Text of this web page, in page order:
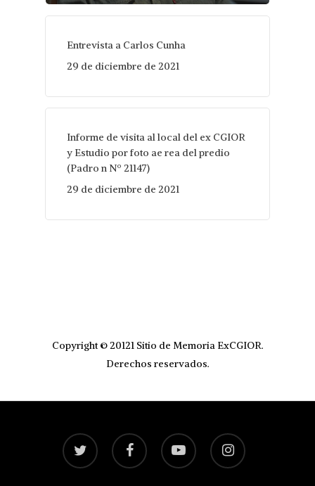
Entrevista a Carlos Cunha
29 de diciembre de 2021
Informe de visita al local del ex CGIOR
y Estudio por foto ae rea del predio
(Padro n Nº 21147)
29 de diciembre de 2021
Copyright © 20121 Sitio de Memoria ExCGIOR.
Derechos reservados.
twitter facebook youtube instagram